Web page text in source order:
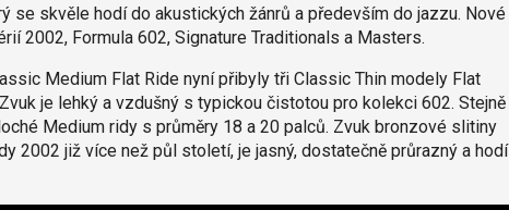
se skvěle hodí do akustických žánrů a především do jazzu. Nové
2002, Formula 602, Signature Traditionals a Masters.
Medium Flat Ride nyní přibyly tři Classic Thin modely Flat
je lehký a vzdušný s typickou čistotou pro kolekci 602. Stejně
Medium ridy s průměry 18 a 20 palců. Zvuk bronzové slitiny
2002 již více než půl století, je jasný, dostatečně průrazný a hodí